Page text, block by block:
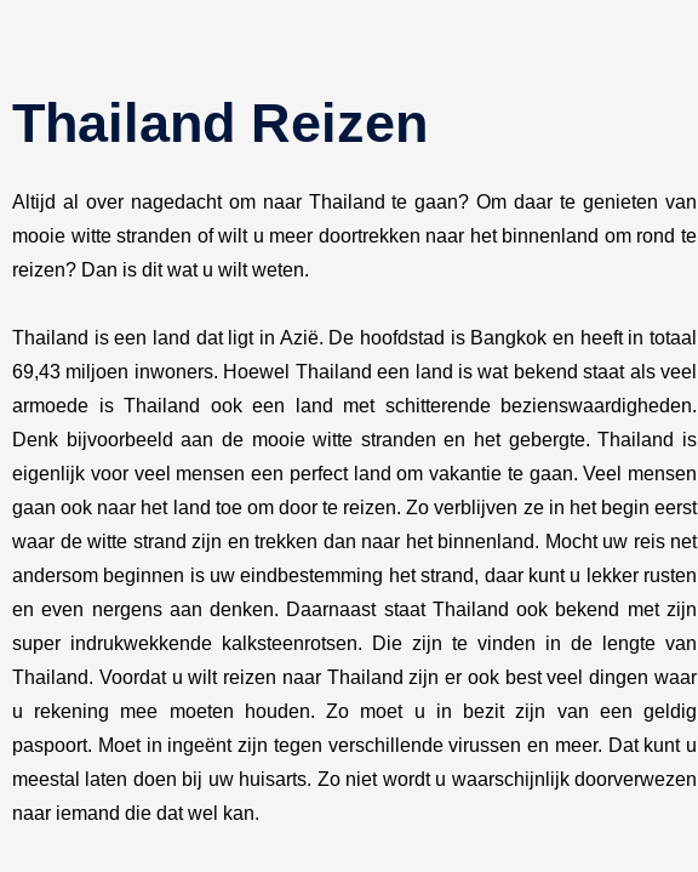
Thailand Reizen
Altijd al over nagedacht om naar Thailand te gaan? Om daar te genieten van
mooie witte stranden of wilt u meer doortrekken naar het binnenland om rond te
reizen? Dan is dit wat u wilt weten.
Thailand is een land dat ligt in Azië. De hoofdstad is Bangkok en heeft in totaal
69,43 miljoen inwoners. Hoewel Thailand een land is wat bekend staat als veel
armoede is Thailand ook een land met schitterende bezienswaardigheden.
Denk bijvoorbeeld aan de mooie witte stranden en het gebergte. Thailand is
eigenlijk voor veel mensen een perfect land om vakantie te gaan. Veel mensen
gaan ook naar het land toe om door te reizen. Zo verblijven ze in het begin eerst
waar de witte strand zijn en trekken dan naar het binnenland. Mocht uw reis net
andersom beginnen is uw eindbestemming het strand, daar kunt u lekker rusten
en even nergens aan denken. Daarnaast staat Thailand ook bekend met zijn
super indrukwekkende kalksteenrotsen. Die zijn te vinden in de lengte van
Thailand. Voordat u wilt reizen naar Thailand zijn er ook best veel dingen waar
u rekening mee moeten houden. Zo moet u in bezit zijn van een geldig
paspoort. Moet in ingeënt zijn tegen verschillende virussen en meer. Dat kunt u
meestal laten doen bij uw huisarts. Zo niet wordt u waarschijnlijk doorverwezen
naar iemand die dat wel kan.